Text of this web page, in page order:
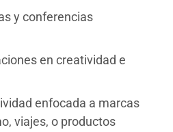
y conferencias
en creatividad e
enfocada a marcas
viajes, o productos